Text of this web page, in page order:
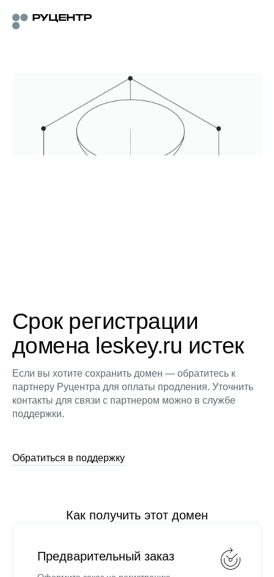
Срок регистрации
домена leskey.ru истек
Если вы хотите сохранить домен — обратитесь к
партнеру Руцентра для оплаты продления. Уточнить
контакты для связи с партнером можно в службе
поддержки.
Обратиться в поддержку
Как получить этот домен
Предварительный заказ